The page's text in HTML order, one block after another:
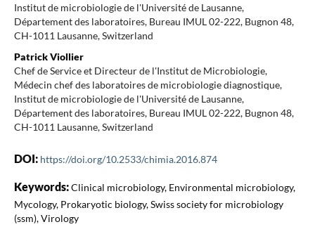
Institut de microbiologie de l'Université de Lausanne,
Département des laboratoires, Bureau IMUL 02-222, Bugnon 48,
CH-1011 Lausanne, Switzerland
Patrick Viollier
Chef de Service et Directeur de l'Institut de Microbiologie,
Médecin chef des laboratoires de microbiologie diagnostique,
Institut de microbiologie de l'Université de Lausanne,
Département des laboratoires, Bureau IMUL 02-222, Bugnon 48,
CH-1011 Lausanne, Switzerland
DOI: https://doi.org/10.2533/chimia.2016.874
Keywords:Clinical microbiology, Environmental microbiology,
Mycology, Prokaryotic biology, Swiss society for microbiology
(ssm), Virology